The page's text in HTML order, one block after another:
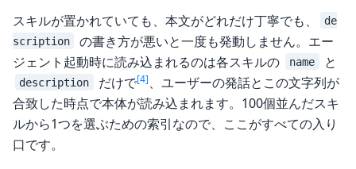
スキルが置かれていても、本文がどれだけ丁寧でも、
de
scription
の書き方が悪いと一度も発動しません。エー
ジェント起動時に読み込まれるのは各スキルの
name と
description だけで[4]、ユーザーの発話とこの文字列が
合致した時点で本体が読み込まれます。100個並んだスキ
ルから1つを選ぶための索引なので、ここがすべての入り
口です。